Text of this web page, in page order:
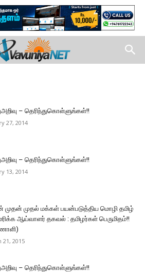
– தெரிந்துகொள்ளுங்கள்!!
27, 2014
– தெரிந்துகொள்ளுங்கள்!!
13, 2014
முதன் முதல் மக்கள் பயன்படுத்திய மொழி தமிழ்
ஆய்வாளர் தகவல் : தமிழர்கள் பெருமிதம்!!
21, 2015
– தெரிந்துகொள்ளுங்கள்!!